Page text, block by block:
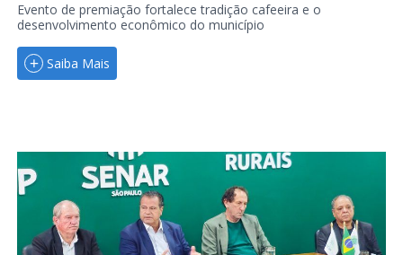
Evento de premiação fortalece tradição cafeeira e o
desenvolvimento econômico do município
Saiba Mais